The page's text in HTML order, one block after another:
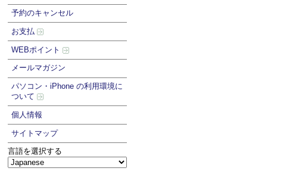
予約のキャンセル
お支払
WEBポイント
メールマガジン
パソコン・iPhone の利用環境に
ついて
個人情報
サイトマップ
言語を選択する